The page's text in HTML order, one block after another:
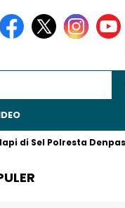
di Sel Polresta Denpasar